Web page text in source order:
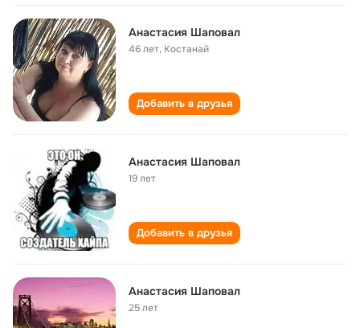
Анастасия Шаповал
46 лет, Костанай
Добавить в друзья
Анастасия Шаповал
19 лет
Добавить в друзья
Анастасия Шаповал
25 лет